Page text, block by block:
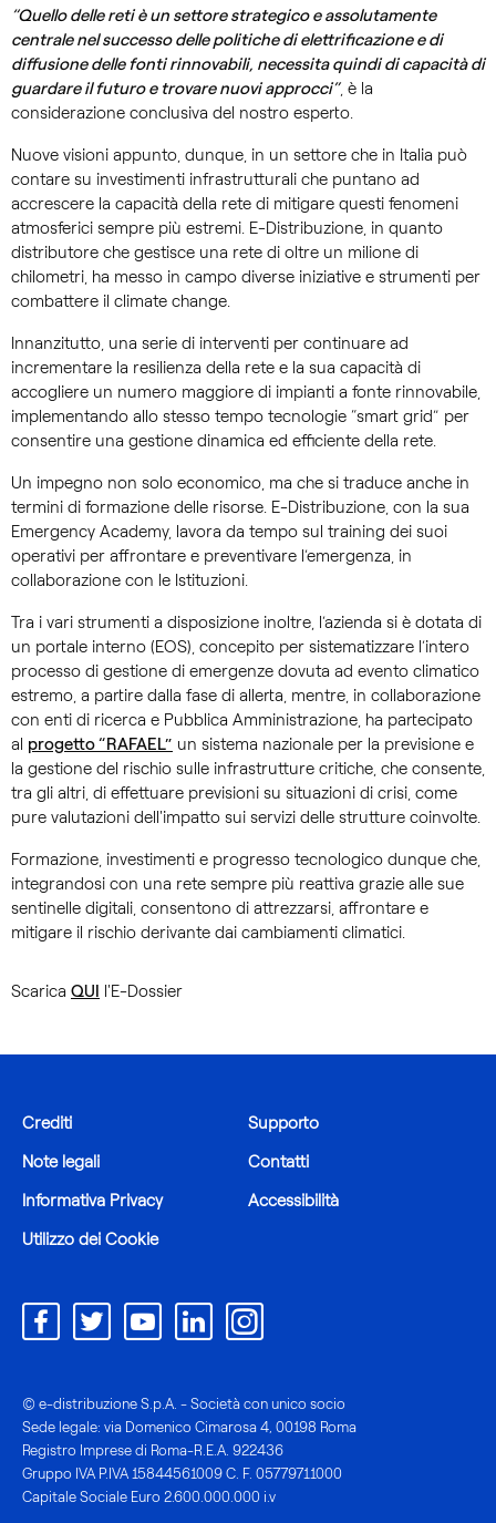
“Quello delle reti è un settore strategico e assolutamente
centrale nel successo delle politiche di elettrificazione e di
diffusione delle fonti rinnovabili, necessita quindi di capacità di
guardare il futuro e trovare nuovi approcci”, è la
considerazione conclusiva del nostro esperto.
Nuove visioni appunto, dunque, in un settore che in Italia può
contare su investimenti infrastrutturali che puntano ad
accrescere la capacità della rete di mitigare questi fenomeni
atmosferici sempre più estremi. E-Distribuzione, in quanto
distributore che gestisce una rete di oltre un milione di
chilometri, ha messo in campo diverse iniziative e strumenti per
combattere il climate change.
Innanzitutto, una serie di interventi per continuare ad
incrementare la resilienza della rete e la sua capacità di
accogliere un numero maggiore di impianti a fonte rinnovabile,
implementando allo stesso tempo tecnologie “smart grid” per
consentire una gestione dinamica ed efficiente della rete.
Un impegno non solo economico, ma che si traduce anche in
termini di formazione delle risorse. E-Distribuzione, con la sua
Emergency Academy, lavora da tempo sul training dei suoi
operativi per affrontare e preventivare l’emergenza, in
collaborazione con le Istituzioni.
Tra i vari strumenti a disposizione inoltre, l’azienda si è dotata di
un portale interno (EOS), concepito per sistematizzare l’intero
processo di gestione di emergenze dovuta ad evento climatico
estremo, a partire dalla fase di allerta, mentre, in collaborazione
con enti di ricerca e Pubblica Amministrazione, ha partecipato
al progetto “RAFAEL” un sistema nazionale per la previsione e
la gestione del rischio sulle infrastrutture critiche, che consente,
tra gli altri, di effettuare previsioni su situazioni di crisi, come
pure valutazioni dell'impatto sui servizi delle strutture coinvolte.
Formazione, investimenti e progresso tecnologico dunque che,
integrandosi con una rete sempre più reattiva grazie alle sue
sentinelle digitali, consentono di attrezzarsi, affrontare e
mitigare il rischio derivante dai cambiamenti climatici.
Scarica QUI l'E-Dossier
© e-distribuzione S.p.A. - Società con unico socio
Sede legale: via Domenico Cimarosa 4, 00198 Roma
Registro Imprese di Roma-R.E.A. 922436
Gruppo IVA P.IVA 15844561009 C. F. 05779711000
Capitale Sociale Euro 2.600.000.000 i.v
Crediti
Note legali
Informativa Privacy
Utilizzo dei Cookie
Supporto
Contatti
Accessibilità